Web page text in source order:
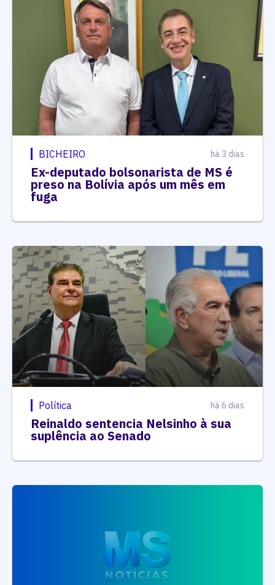
BICHEIRO há 3 dias
Ex-deputado bolsonarista de MS é
preso na Bolívia após um mês em
fuga
Política há 6 dias
Reinaldo sentencia Nelsinho à sua
suplência ao Senado